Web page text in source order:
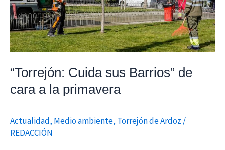
“Torrejón: Cuida sus Barrios” de
cara a la primavera
Actualidad, Medio ambiente, Torrejón de Ardoz /
REDACCIÓN
de
cara
a
la